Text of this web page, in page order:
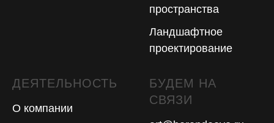
пространства
Ландшафтное
проектирование
ДЕЯТЕЛЬНОСТЬ
О компании
БУДЕМ НА
СВЯЗИ